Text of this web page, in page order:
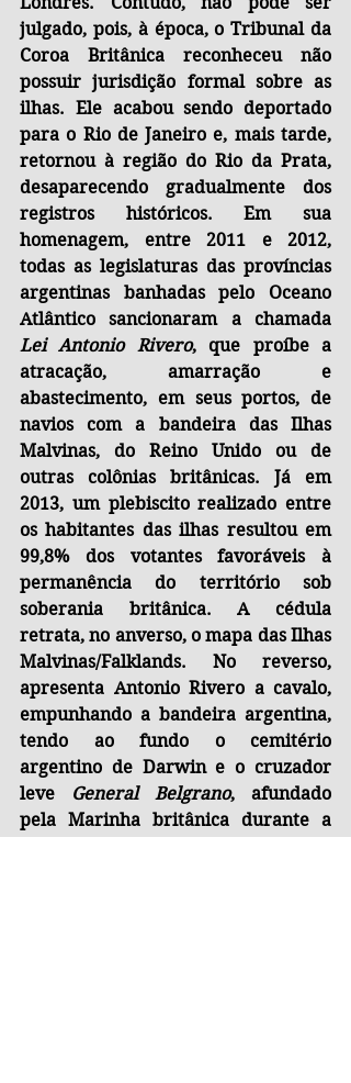
julgado, pois, à época, o Tribunal da
Coroa Britânica reconheceu não
possuir jurisdição formal sobre as
ilhas. Ele acabou sendo deportado
para o Rio de Janeiro e, mais tarde,
retornou à região do Rio da Prata,
desaparecendo gradualmente dos
registros históricos. Em sua
homenagem, entre 2011 e 2012,
todas as legislaturas das províncias
argentinas banhadas pelo Oceano
Lei Antonio Rivero, que proíbe a
atracação, amarração e
abastecimento, em seus portos, de
navios com a bandeira das Ilhas
Malvinas, do Reino Unido ou de
outras colônias britânicas. Já em
2013, um plebiscito realizado entre
os habitantes das ilhas resultou em
99,8% dos votantes favoráveis à
permanência do território sob
soberania britânica. A cédula
retrata, no anverso, o mapa das Ilhas
Malvinas/Falklands. No reverso,
apresenta Antonio Rivero a cavalo,
empunhando a bandeira argentina,
tendo ao fundo o cemitério
argentino de Darwin e o cruzador
leve
General Belgrano, afundado
pela Marinha britânica durante a